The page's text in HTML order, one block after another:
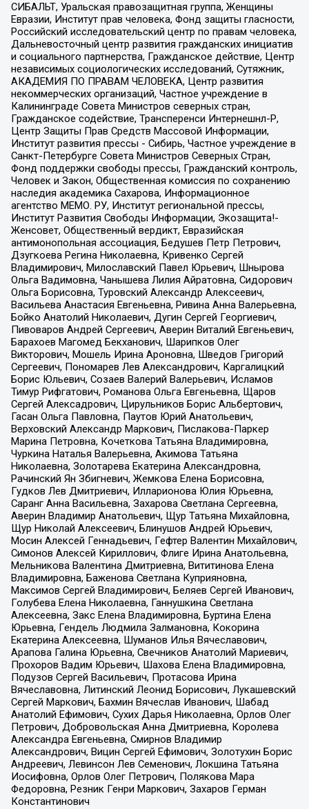
СИБАЛЬТ, Уральская правозащитная группа, Женщины
Евразии, Институт прав человека, Фонд защиты гласности,
Российский исследовательский центр по правам человека,
Дальневосточный центр развития гражданских инициатив
и социального партнерства, Гражданское действие, Центр
независимых социологических исследований, Сутяжник,
АКАДЕМИЯ ПО ПРАВАМ ЧЕЛОВЕКА, Центр развития
некоммерческих организаций, Частное учреждение в
Калининграде Совета Министров северных стран,
Гражданское содействие, Трансперенси Интернешнл-Р,
Центр Защиты Прав Средств Массовой Информации,
Институт развития прессы - Сибирь, Частное учреждение в
Санкт-Петербурге Совета Министров Северных Стран,
Фонд поддержки свободы прессы, Гражданский контроль,
Человек и Закон, Общественная комиссия по сохранению
наследия академика Сахарова, Информационное
агентство МЕМО. РУ, Институт региональной прессы,
Институт Развития Свободы Информации, Экозащита!-
Женсовет, Общественный вердикт, Евразийская
антимонопольная ассоциация, Бедушев Петр Петрович,
Дзугкоева Регина Николаевна, Кривенко Сергей
Владимирович, Милославский Павел Юрьевич, Шнырова
Ольга Вадимовна, Чанышева Лилия Айратовна, Сидорович
Ольга Борисовна, Туровский Александр Алексеевич,
Васильева Анастасия Евгеньевна, Ривина Анна Валерьевна,
Бойко Анатолий Николаевич, Дугин Сергей Георгиевич,
Пивоваров Андрей Сергеевич, Аверин Виталий Евгеньевич,
Барахоев Магомед Бекханович, Шарипков Олег
Викторович, Мошель Ирина Ароновна, Шведов Григорий
Сергеевич, Пономарев Лев Александрович, Каргалицкий
Борис Юльевич, Созаев Валерий Валерьевич, Исламов
Тимур Рифгатович, Романова Ольга Евгеньевна, Щаров
Сергей Алексадрович, Цирульников Борис Альбертович,
Гасан Ольга Павловна, Паутов Юрий Анатольевич,
Верховский Александр Маркович, Пислакова-Паркер
Марина Петровна, Кочеткова Татьяна Владимировна,
Чуркина Наталья Валерьевна, Акимова Татьяна
Николаевна, Золотарева Екатерина Александровна,
Рачинский Ян Збигневич, Жемкова Елена Борисовна,
Гудков Лев Дмитриевич, Илларионова Юлия Юрьевна,
Саранг Анна Васильевна, Захарова Светлана Сергеевна,
Аверин Владимир Анатольевич, Щур Татьяна Михайловна,
Щур Николай Алексеевич, Блинушов Андрей Юрьевич,
Мосин Алексей Геннадьевич, Гефтер Валентин Михайлович,
Симонов Алексей Кириллович, Флиге Ирина Анатольевна,
Мельникова Валентина Дмитриевна, Вититинова Елена
Владимировна, Баженова Светлана Куприяновна,
Максимов Сергей Владимирович, Беляев Сергей Иванович,
Голубева Елена Николаевна, Ганнушкина Светлана
Алексеевна, Закс Елена Владимировна, Буртина Елена
Юрьевна, Гендель Людмила Залмановна, Кокорина
Екатерина Алексеевна, Шуманов Илья Вячеславович,
Арапова Галина Юрьевна, Свечников Анатолий Мариевич,
Прохоров Вадим Юрьевич, Шахова Елена Владимировна,
Подузов Сергей Васильевич, Протасова Ирина
Вячеславовна, Литинский Леонид Борисович, Лукашевский
Сергей Маркович, Бахмин Вячеслав Иванович, Шабад
Анатолий Ефимович, Сухих Дарья Николаевна, Орлов Олег
Петрович, Добровольская Анна Дмитриевна, Королева
Александра Евгеньевна, Смирнов Владимир
Александрович, Вицин Сергей Ефимович, Золотухин Борис
Андреевич, Левинсон Лев Семенович, Локшина Татьяна
Иосифовна, Орлов Олег Петрович, Полякова Мара
Федоровна, Резник Генри Маркович, Захаров Герман
Константинович